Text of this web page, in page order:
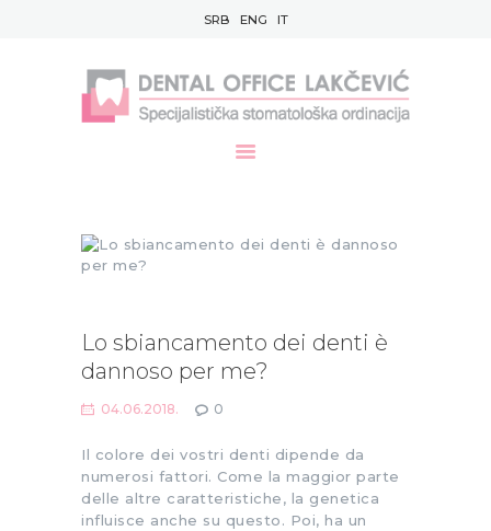
SRB ENG IT
TEAM
GALLERIA
BLOG
Lo sbiancamento dei denti è
dannoso per me?
04.06.2018. 0
Il colore dei vostri denti dipende da
numerosi fattori. Come la maggior parte
delle altre caratteristiche, la genetica
influisce anche su questo. Poi, ha un